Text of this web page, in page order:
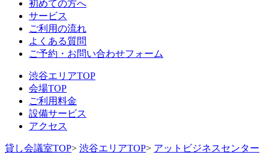
初めての方へ
サービス
ご利用の流れ
よくある質問
ご予約・お問い合わせフォーム
渋谷エリアTOP
会場TOP
ご利用料金
設備サービス
アクセス
貸し会議室TOP> 渋谷エリアTOP> アットビジネスセンター